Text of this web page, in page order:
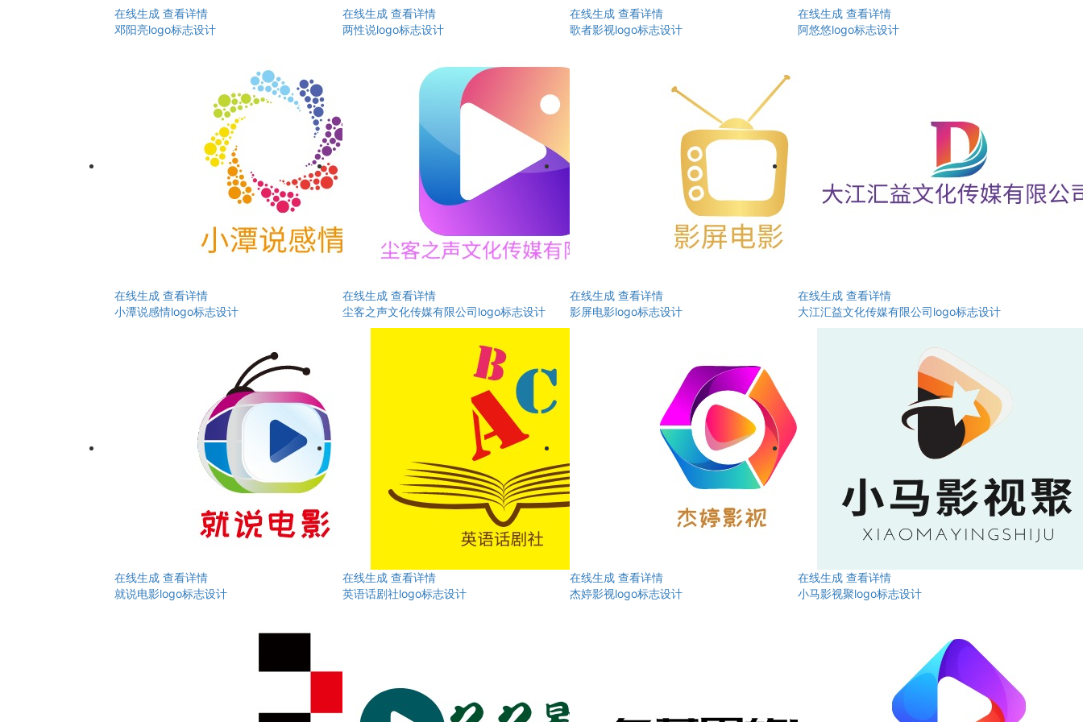
在线生成 查看详情
邓阳亮logo标志设计
在线生成 查看详情
两性说logo标志设计
在线生成 查看详情
歌者影视logo标志设计
在线生成 查看详情
阿悠悠logo标志设计
在线生成 查看详情
小潭说感情logo标志设计
在线生成 查看详情
尘客之声文化传媒有限公司logo标志设计
在线生成 查看详情
影屏电影logo标志设计
在线生成 查看详情
大江汇益文化传媒有限公司logo标志设计
在线生成 查看详情
就说电影logo标志设计
在线生成 查看详情
英语话剧社logo标志设计
在线生成 查看详情
杰婷影视logo标志设计
在线生成 查看详情
小马影视聚logo标志设计